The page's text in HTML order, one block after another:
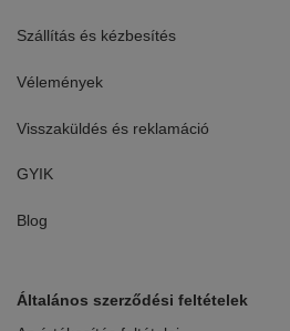
Szállítás és kézbesítés
Vélemények
Visszaküldés és reklamáció
GYIK
Blog
Általános szerződési feltételek